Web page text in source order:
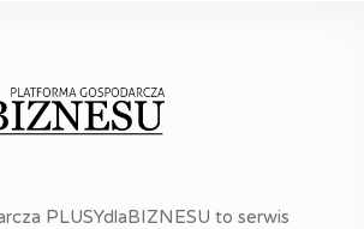
PLUSYdlaBIZNESU to serwis